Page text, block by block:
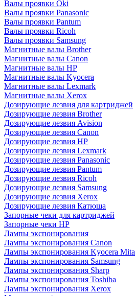
Валы проявки Oki
Валы проявки Panasonic
Валы проявки Pantum
Валы проявки Ricoh
Валы проявки Samsung
Магнитные валы Brother
Магнитные валы Canon
Магнитные валы HP
Магнитные валы Kyocera
Магнитные валы Lexmark
Магнитные валы Xerox
Дозирующие лезвия для картриджей
Дозирующие лезвия Brother
Дозирующие лезвия Avision
Дозирующие лезвия Canon
Дозирующие лезвия HP
Дозирующие лезвия Lexmark
Дозирующие лезвия Panasonic
Дозирующие лезвия Pantum
Дозирующие лезвия Ricoh
Дозирующие лезвия Samsung
Дозирующие лезвия Xerox
Дозирующие лезвия Катюша
Запорные чеки для картриджей
Запорные чеки HP
Лампы экспонирования
Лампы экспонирования Canon
Лампы экспонирования Kyocera Mita
Лампы экспонирования Samsung
Лампы экспонирования Sharp
Лампы экспонирования Toshiba
Лампы экспонирования Xerox